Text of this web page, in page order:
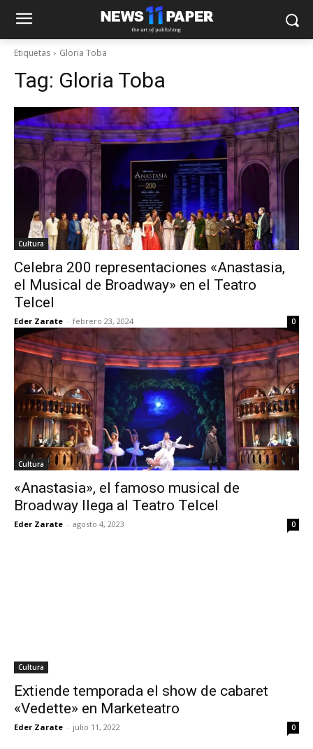
Etiquetas Gloria Toba
Tag: Gloria Toba
Cultura
Celebra 200 representaciones «Anastasia,
el Musical de Broadway» en el Teatro
Telcel
Eder Zarate - febrero 23, 2024 0
Cultura
«Anastasia», el famoso musical de
Broadway llega al Teatro Telcel
Eder Zarate - agosto 4, 2023 0
Cultura
Extiende temporada el show de cabaret
«Vedette» en Marketeatro
Eder Zarate - julio 11, 2022 0